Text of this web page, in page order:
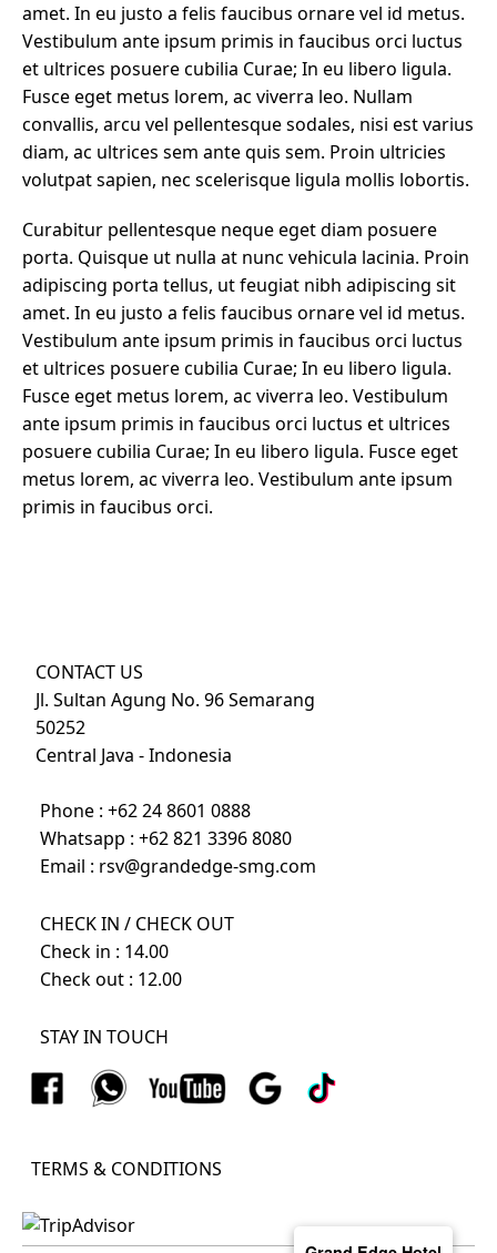
amet. In eu justo a felis faucibus ornare vel id metus.
Vestibulum ante ipsum primis in faucibus orci luctus
et ultrices posuere cubilia Curae; In eu libero ligula.
Fusce eget metus lorem, ac viverra leo. Nullam
convallis, arcu vel pellentesque sodales, nisi est varius
diam, ac ultrices sem ante quis sem. Proin ultricies
volutpat sapien, nec scelerisque ligula mollis lobortis.
Curabitur pellentesque neque eget diam posuere
porta. Quisque ut nulla at nunc vehicula lacinia. Proin
adipiscing porta tellus, ut feugiat nibh adipiscing sit
amet. In eu justo a felis faucibus ornare vel id metus.
Vestibulum ante ipsum primis in faucibus orci luctus
et ultrices posuere cubilia Curae; In eu libero ligula.
Fusce eget metus lorem, ac viverra leo. Vestibulum
ante ipsum primis in faucibus orci luctus et ultrices
posuere cubilia Curae; In eu libero ligula. Fusce eget
metus lorem, ac viverra leo. Vestibulum ante ipsum
primis in faucibus orci.
CONTACT US
Jl. Sultan Agung No. 96 Semarang
50252
Central Java - Indonesia
Phone : +62 24 8601 0888
Whatsapp : +62 821 3396 8080
Email : rsv@grandedge-smg.com
CHECK IN / CHECK OUT
Check in : 14.00
Check out : 12.00
STAY IN TOUCH
TERMS & CONDITIONS